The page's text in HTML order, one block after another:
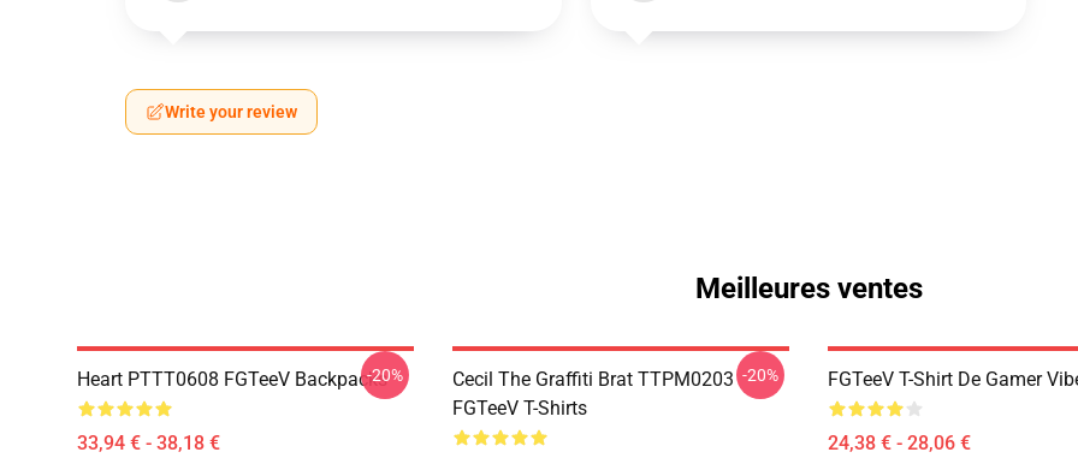
Write your review
Meilleures ventes
Heart PTTT0608 FGTeeV Backpacks
33,94 € - 38,18 €
-20%
Cecil The Graffiti Brat TTPM0203
FGTeeV T-Shirts
-20% FGTeeV T-Shirt De Gamer
24,38 € - 28,06 €